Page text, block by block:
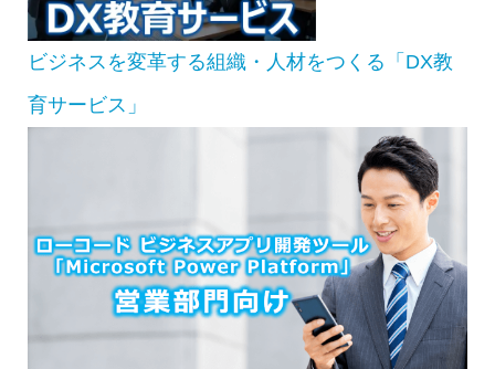
ビジネスを変革する組織・人材をつくる「DX教
育サービス」